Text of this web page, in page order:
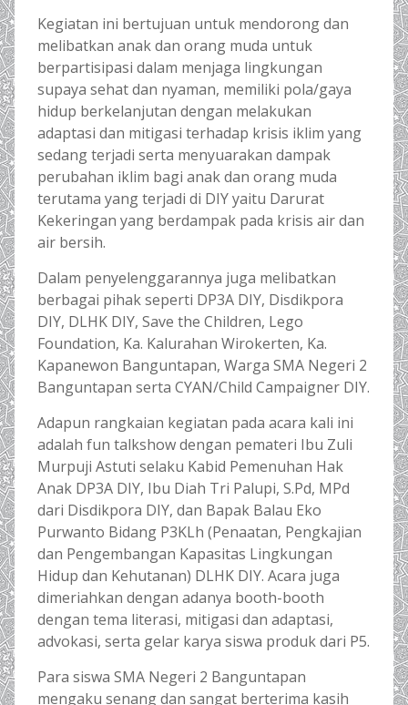
Kegiatan ini bertujuan untuk mendorong dan
melibatkan anak dan orang muda untuk
berpartisipasi dalam menjaga lingkungan
supaya sehat dan nyaman, memiliki pola/gaya
hidup berkelanjutan dengan melakukan
adaptasi dan mitigasi terhadap krisis iklim yang
sedang terjadi serta menyuarakan dampak
perubahan iklim bagi anak dan orang muda
terutama yang terjadi di DIY yaitu Darurat
Kekeringan yang berdampak pada krisis air dan
air bersih.
Dalam penyelenggarannya juga melibatkan
berbagai pihak seperti DP3A DIY, Disdikpora
DIY, DLHK DIY, Save the Children, Lego
Foundation, Ka. Kalurahan Wirokerten, Ka.
Kapanewon Banguntapan, Warga SMA Negeri 2
Banguntapan serta CYAN/Child Campaigner DIY.
Adapun rangkaian kegiatan pada acara kali ini
adalah fun talkshow dengan pemateri Ibu Zuli
Murpuji Astuti selaku Kabid Pemenuhan Hak
Anak DP3A DIY, Ibu Diah Tri Palupi, S.Pd, MPd
dari Disdikpora DIY, dan Bapak Balau Eko
Purwanto Bidang P3KLh (Penaatan, Pengkajian
dan Pengembangan Kapasitas Lingkungan
Hidup dan Kehutanan) DLHK DIY. Acara juga
dimeriahkan dengan adanya booth-booth
dengan tema literasi, mitigasi dan adaptasi,
advokasi, serta gelar karya siswa produk dari P5.
Para siswa SMA Negeri 2 Banguntapan
mengaku senang dan sangat berterima kasih